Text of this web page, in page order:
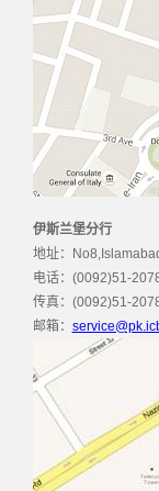
伊斯兰堡分行
地址：
电话：(0092)51-
传真：(0092)51-
邮箱：